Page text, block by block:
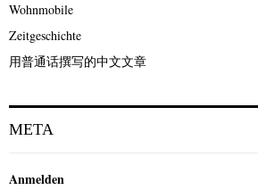
Wohnmobile
Zeitgeschichte
用普通话撰写的中文文章
META
Anmelden